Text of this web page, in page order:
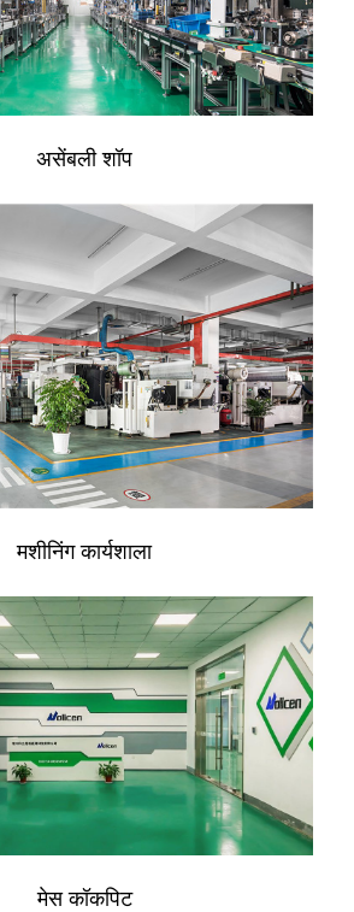
असेंबली शॉप
मशीनिंग कार्यशाला
मेस कॉकपिट